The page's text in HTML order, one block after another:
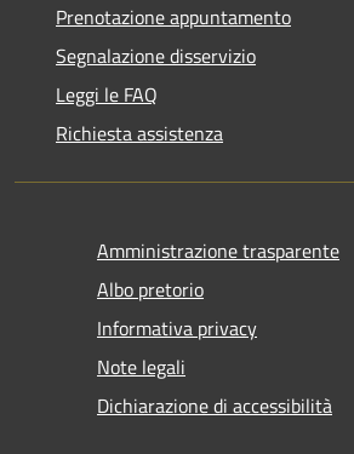
Prenotazione appuntamento
Segnalazione disservizio
Leggi le FAQ
Richiesta assistenza
Amministrazione trasparente
Albo pretorio
Informativa privacy
Note legali
Dichiarazione di accessibilità